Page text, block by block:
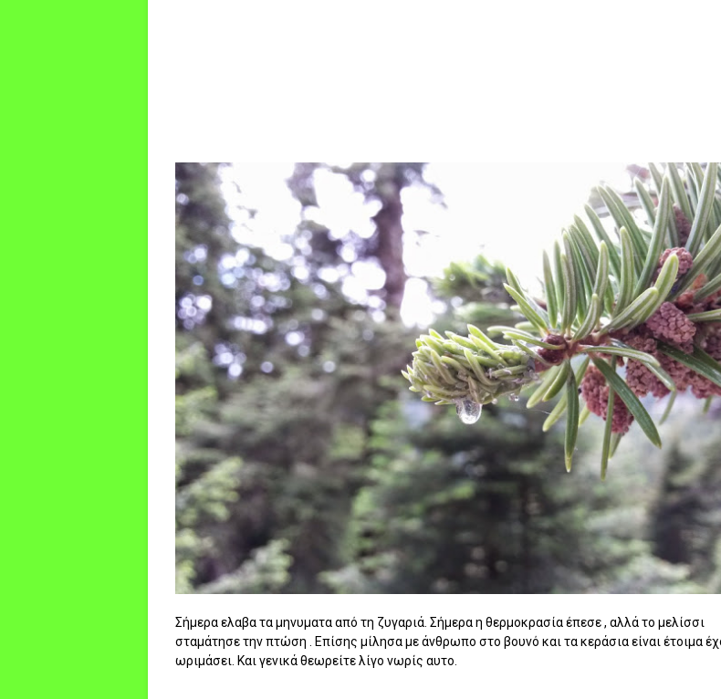
Σήμερα ελαβα τα μηνυματα από τη ζυγαριά. Σήμερα η θερμοκρασία έπεσε , αλλά το μελίσσι
σταμάτησε την πτώση . Επίσης μίλησα με άνθρωπο στο βουνό και τα κεράσια είναι έτοιμα
ωριμάσει. Και γενικά θεωρείτε λίγο νωρίς αυτο.